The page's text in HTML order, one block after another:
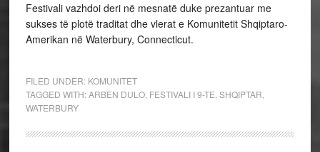
Festivali vazhdoi deri në mesnatë duke prezantuar me
sukses të plotë traditat dhe vlerat e Komunitetit Shqiptaro-
Amerikan në Waterbury, Connecticut.
FILED UNDER: KOMUNITET
TAGGED WITH:ARBEN DULO, FESTIVALI I 9-TE SHQIPTAR
WATERBURY